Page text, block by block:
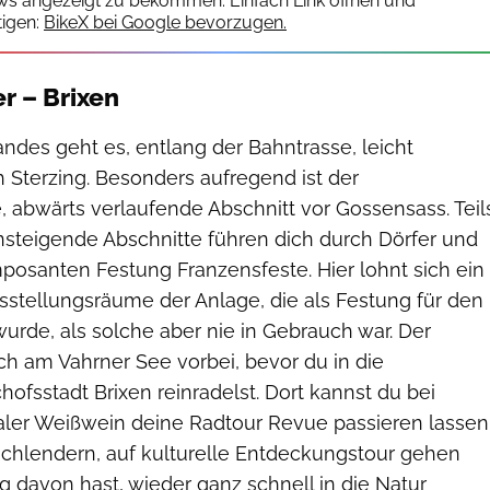
BikeX bei Google bevorzugen.
– Brixen
geht es, entlang der Bahntrasse, leicht
Sterzing. Besonders aufregend ist der
verlaufende Abschnitt vor Gossensass.
Abschnitte führen dich durch Dörfer und
Festung Franzensfeste. Hier lohnt sich ein
der Anlage, die als Festung für den
als solche aber nie in Gebrauch war. Der
am Vahrner See vorbei, bevor du in die
Brixen reinradelst. Dort kannst du bei
Weißwein deine Radtour Revue passieren
auf kulturelle Entdeckungstour gehen
davon hast, wieder ganz schnell in die Natur